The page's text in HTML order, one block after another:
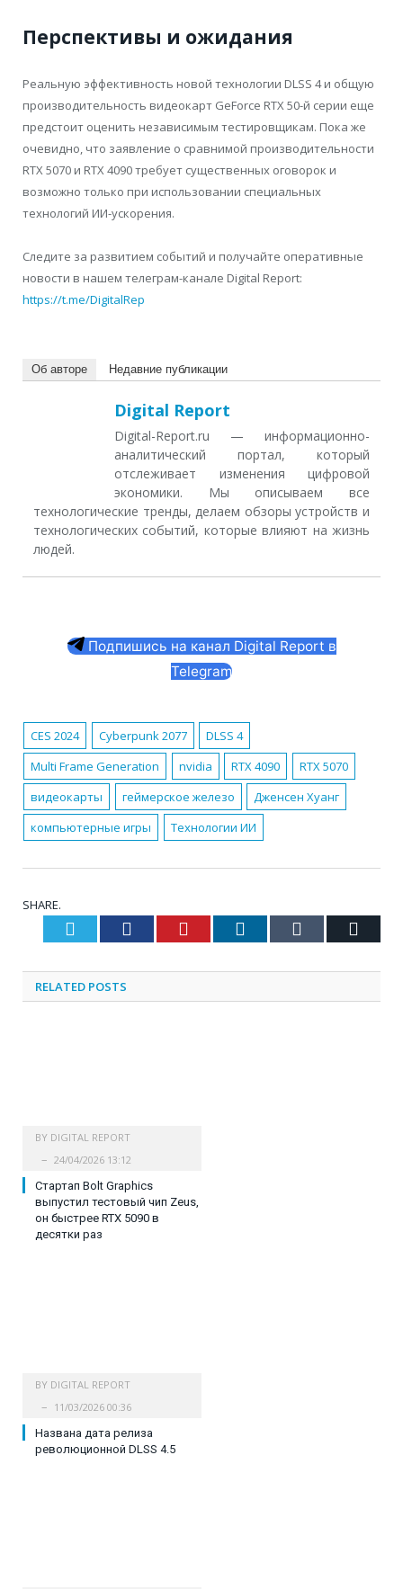
Перспективы и ожидания
Реальную эффективность новой технологии DLSS 4 и общую
производительность видеокарт GeForce RTX 50-й серии еще
предстоит оценить независимым тестировщикам. Пока же
очевидно, что заявление о сравнимой производительности
RTX 5070 и RTX 4090 требует существенных оговорок и
возможно только при использовании специальных
технологий ИИ-ускорения.
Следите за развитием событий и получайте оперативные
новости в нашем телеграм-канале Digital Report:
https://t.me/DigitalRep
Об авторе Недавние публикации
Digital Report
Digital-Report.ru — информационно-
аналитический портал, который
отслеживает изменения цифровой
экономики. Мы описываем все
технологические тренды, делаем обзоры устройств и
технологических событий, которые влияют на жизнь
людей.
Подпишись на канал Digital Report в
Telegram
CES 2024 Cyberpunk 2077
DLSS 4
Multi Frame Generation
nvidia RTX 4090
RTX 5070
видеокарты
геймерское железо
Дженсен Хуанг
компьютерные игры
Технологии ИИ
SHARE.
Twitter Facebook Pinterest LinkedIn Tumblr
RELATED POSTS
BY DIGITAL REPORT
24/04/2026 13:12
Cтартап Bolt Graphics
выпустил тестовый чип Zeus,
он быстрее RTX 5090 в
десятки раз
BY DIGITAL REPORT
11/03/2026 00:36
Названа дата релиза
революционной DLSS 4.5